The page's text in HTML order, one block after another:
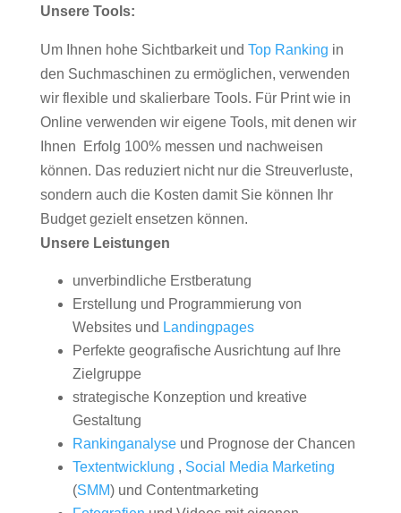
Unsere Tools:
Um Ihnen hohe Sichtbarkeit und Top Ranking in
den Suchmaschinen zu ermöglichen, verwenden
wir flexible und skalierbare Tools. Für Print wie in
Online verwenden wir eigene Tools, mit denen wir
Ihnen Erfolg 100% messen und nachweisen
können. Das reduziert nicht nur die Streuverluste,
sondern auch die Kosten damit Sie können Ihr
Budget gezielt ensetzen können.
Unsere Leistungen
unverbindliche Erstberatung
Erstellung und Programmierung von
Websites und Landingpages
Perfekte geografische Ausrichtung auf Ihre
Zielgruppe
strategische Konzeption und kreative
Gestaltung
Rankinganalyseund Prognose der Chancen
Textentwicklung , Social Media Marketing
(SMM) und Contentmarketing